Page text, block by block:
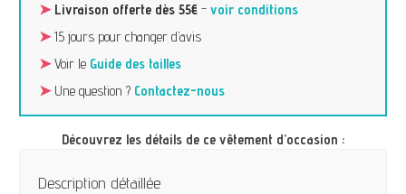
➤ Livraison offerte dès 55€ -voir conditions
➤15 jours pour changer d’avis
➤Voir le Guide des tailles
➤Une question ? Contactez-nous
Découvrez les détails de ce vêtement d’occasion :
Description détaillée